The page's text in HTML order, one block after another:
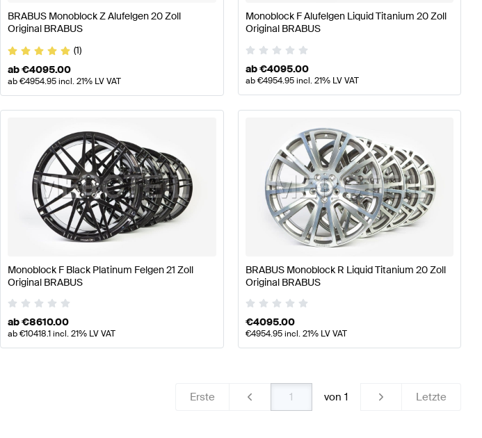
Mercedes-Benz S-Klasse C217 Räder & Reifen
BRABUS Monoblock Z Alufelgen 20 Zoll
Original BRABUS
(1)
ab€4095.00
ab€4954.95incl. 21% LV VAT
Monoblock F Alufelgen Liquid Titanium 20 Zoll
Original BRABUS
ab€4095.00
ab€4954.95incl. 21% LV VAT
Monoblock F Black Platinum Felgen 21 Zoll
Original BRABUS
ab€8610.00
ab€10418.1incl. 21% LV VAT
BRABUS Monoblock R Liquid Titanium 20 Zoll
Original BRABUS
€4095.00
€4954.95incl. 21% LV VAT
Erste von 1 Letzte